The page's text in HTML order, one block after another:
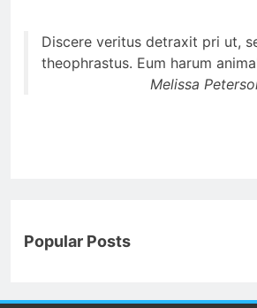
Discere veritus detraxit pri ut,
theophrastus. Eum harum
Melissa
Popular Posts